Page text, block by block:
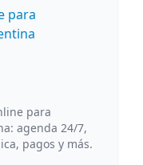
para
para
agenda 24/7,
pagos y más.